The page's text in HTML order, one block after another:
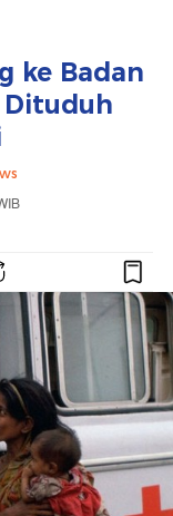
ke Badan
Dituduh